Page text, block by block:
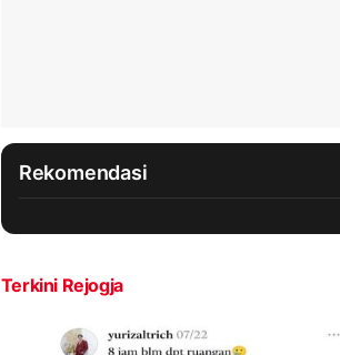
Rekomendasi
Terkini Rejogja